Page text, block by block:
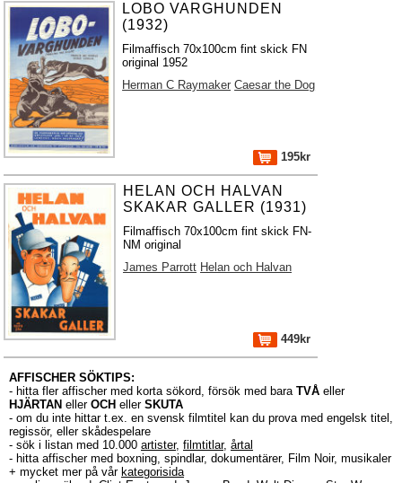
LOBO VARGHUNDEN
(1932)
Filmaffisch 70x100cm fint skick FN
original 1952
Herman C Raymaker Caesar the Dog
195kr
HELAN OCH HALVAN
SKAKAR GALLER (1931)
Filmaffisch 70x100cm fint skick FN-
NM original
James Parrott Helan och Halvan
449kr
AFFISCHER SÖKTIPS:
- hitta fler affischer med korta sökord, försök med bara TVÅ eller
HJÄRTAN eller OCH eller SKUTA
- om du inte hittar t.ex. en svensk filmtitel kan du prova med engelsk titel,
regissör, eller skådespelare
- sök i listan med 10.000 artister, filmtitlar, årtal
- hitta affischer med boxning, spindlar, dokumentärer, Film Noir, musikaler
+ mycket mer på vår kategorisida